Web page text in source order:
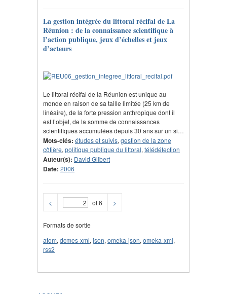
La gestion intégrée du littoral récifal de La
Réunion : de la connaissance scientifique à
l’action publique, jeux d’échelles et jeux
d’acteurs
Le littoral récifal de la Réunion est unique au
monde en raison de sa taille limitée (25 km de
linéaire), de la forte pression anthropique dont il
est l’objet, de la somme de connaissances
scientifiques accumulées depuis 30 ans sur un si…
Mots-clés: études et suivis,gestion de la zone
côtière,politique publique du littoral,télédétection
Auteur(s): David Gilbert
Date: 2006
< of 6 >
Formats de sortie
atom, dcmes-xml, json, omeka-json, omeka-xml,
rss2